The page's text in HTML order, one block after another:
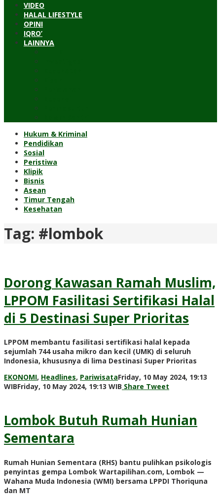
VIDEO
HALAL LIFESTYLE
OPINI
IQRO’
LAINNYA
Hukum & Kriminal
Pendidikan
Sosial
Peristiwa
Klipik
Bisnis
Asean
Timur Tengah
Kesehatan
Tag: #lombok
Dorong Kawasan Ramah Muslim,
LPPOM Fasilitasi Sertifikasi Halal
di 5 Destinasi Super Prioritas
LPPOM membantu fasilitasi sertifikasi halal kepada
sejumlah 744 usaha mikro dan kecil (UMK) di seluruh
Indonesia, khususnya di lima Destinasi Super Prioritas
EKONOMI, Headlines, PariwisataFriday, 10 May 2024, 19:13
WIBFriday, 10 May 2024, 19:13 WIB by
Share Tweet
Lombok Butuh Rumah Hunian
Sementara
Rumah Hunian Sementara (RHS) bantu pulihkan psikologis
penyintas gempa Lombok Wartapilihan.com, Lombok —
Wahana Muda Indonesia (WMI) bersama LPPDI Thoriquna
dan MT